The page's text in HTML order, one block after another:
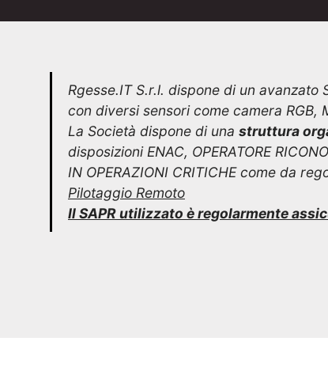
Rgesse.IT S.r.l. dispone di un avanzato
con diversi sensori come camera RGB,
La Società dispone di una struttura
disposizioni ENAC, OPERATORE
IN OPERAZIONI CRITICHE come da
Pilotaggio Remoto
Il SAPR utilizzato è regolarmente